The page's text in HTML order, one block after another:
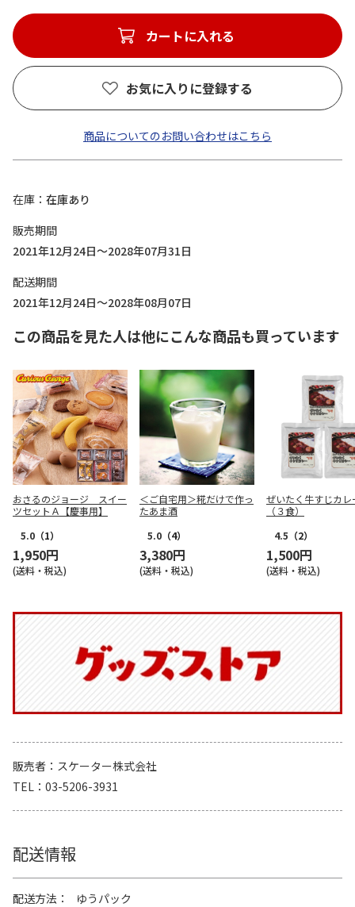
カートに入れる
お気に入りに登録する
商品についてのお問い合わせはこちら
在庫
在庫あり
販売期間
2021年12月24日～2028年07月31日
配送期間
2021年12月24日～2028年08月07日
この商品を見た人は他にこんな商品も買っています
おさるのジョージ スイー
ツセットＡ【慶事用】
5.0 （1）
1,950円
(送料・税込)
＜ご自宅用＞糀だけで作っ
たあま酒
5.0 （4）
3,380円
(送料・税込)
ぜいたく牛すじカ
（３食）
4.5 （2）
1,500円
(送料・税込)
販売者
スケーター株式会社
TEL
03-5206-3931
配送情報
配送方法
ゆうパック